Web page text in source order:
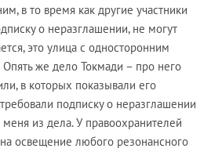
в то время как другие участники
о неразглашении, не могут
это улица с односторонним
же дело Токмади – про него
в которых показывали его
подписку о неразглашении
из дела. У правоохранителей
освещение любого резонансного